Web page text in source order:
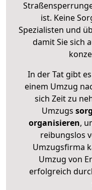
ist. Keine
Spezialisten und
damit Sie sich
In der Tat gibt
einem Umzug
sich Zeit zu
Umzugs
organisieren,
reibungslos
Umzugsfirma
Umzug von
erfolgreich